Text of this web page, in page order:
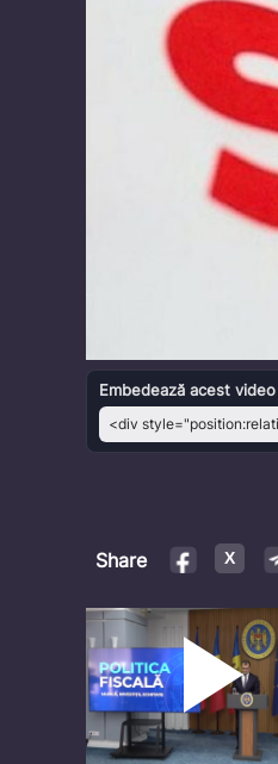
Embedează acest video
Share